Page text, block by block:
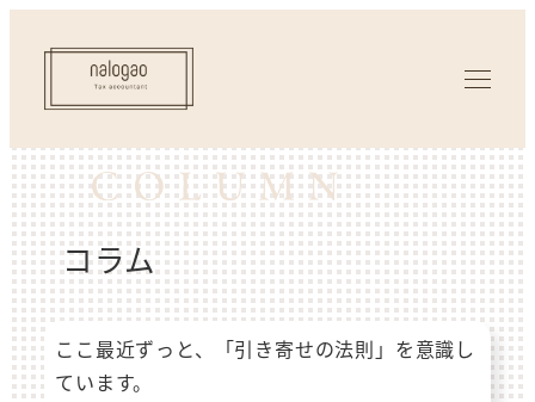
コラム
ここ最近ずっと、「引き寄せの法則」を意識し
ています。